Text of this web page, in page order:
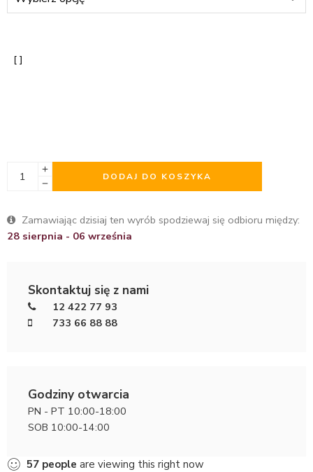
DODAJ DO KOSZYKA
Zamawiając dzisiaj ten wyrób spodziewaj się odbioru między:
28 sierpnia - 06 września
Skontaktuj się z nami
12 422 77 93
733 66 88 88
Godziny otwarcia
PN - PT 10:00-18:00
SOB 10:00-14:00
57 people are viewing this right now